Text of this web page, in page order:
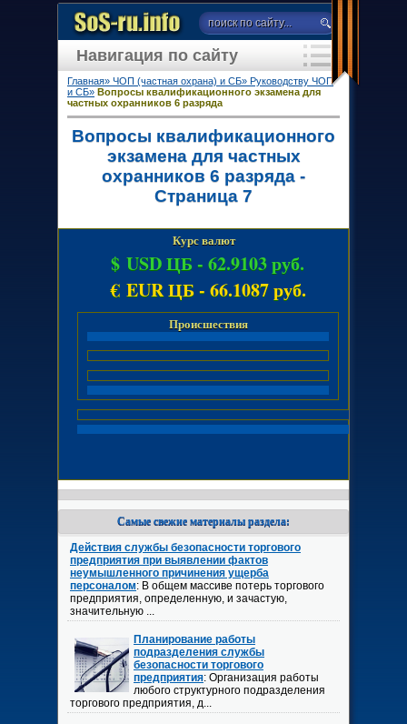
Главная» ЧОП (частная охрана) и СБ» Руководству ЧОП
и СБ» Вопросы квалификационного экзамена для
частных охранников 6 разряда
Вопросы квалификационного
экзамена для частных
охранников 6 разряда -
Страница 7
Курс валют
$ USD ЦБ - 62.9103 руб.
€ EUR ЦБ - 66.1087 руб.
Происшествия
Самые свежие материалы раздела:
Действия службы безопасности торгового
предприятия при выявлении фактов
неумышленного причинения ущерба
персоналом: В общем массиве потерь торгового
предприятия, определенную, и зачастую,
значительную ...
Планирование работы
подразделения службы
безопасности торгового
предприятия: Организация работы
любого структурного подразделения
торгового предприятия, д...
Навигация по сайту